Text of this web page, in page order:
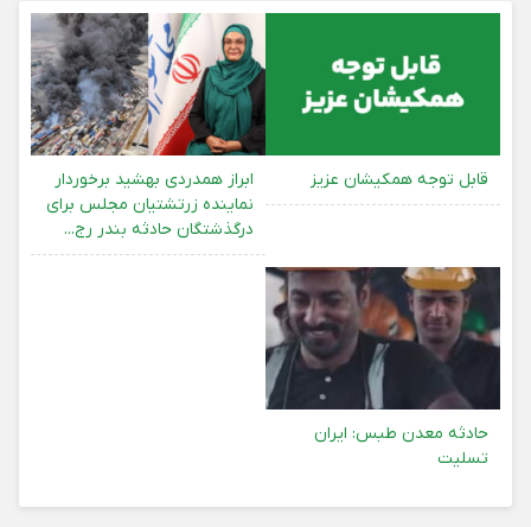
قابل توجه همکیشان عزیز
ابراز همدردی بهشید برخوردار
نماینده زرتشتیان مجلس برای
درگذشتگان حادثه بندر رج...
حادثه معدن طبس: ایران
تسلیت